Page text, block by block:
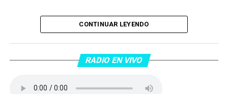
Piantaos por el Tango. Piantaos por el Tango es un
programa radiofónico semanal conducido y dirigido por
Raúl Mamone con el objetivo de difundir el Tango desde
CONTINUAR LEYENDO
RADIO EN VIVO